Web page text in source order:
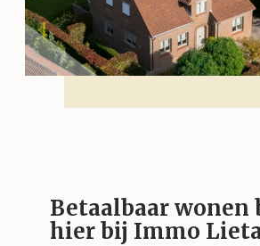
Betaalbaar wonen
hier bij Immo